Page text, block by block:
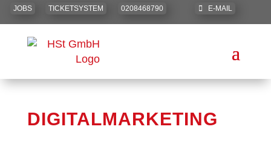
JOBS TICKETSYSTEM 0208468790 E-MAIL
DIGITAL­MARKETING